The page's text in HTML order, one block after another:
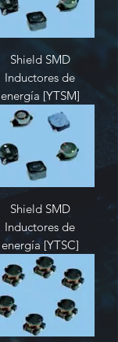
Shield SMD
Inductores de
energía [YTSM]
Shield SMD
Inductores de
energía [YTSC]